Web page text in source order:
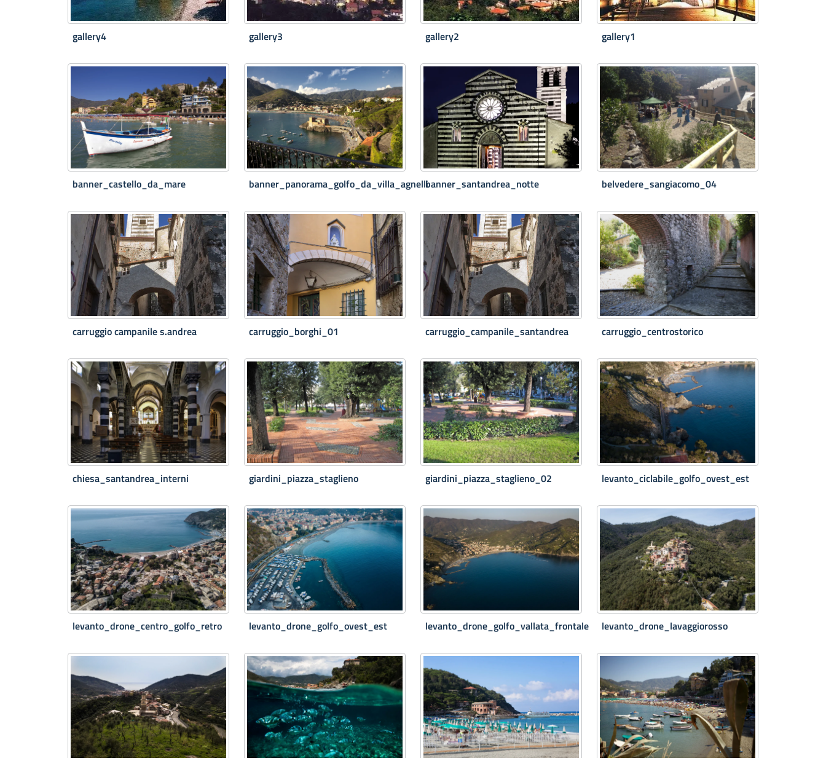
gallery4 gallery3 gallery2 gallery1
banner_castello_da_mare banner_panorama_golfo_da_villa_agnellibanner_santandrea_notte belvedere_sangiacomo_04
carruggio campanile s.andrea carruggio_borghi_01 carruggio_campanile_santandrea carruggio_centrostorico
chiesa_santandrea_interni giardini_piazza_staglieno giardini_piazza_staglieno_02 levanto_ciclabile_golfo_ovest_est
levanto_drone_centro_golfo_retro levanto_drone_golfo_ovest_est levanto_drone_golfo_vallata_frontale levanto_drone_lavaggiorosso